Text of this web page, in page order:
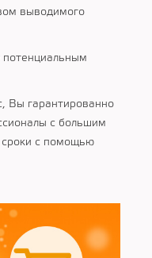
выводимого
Вы гарантированно
с большим
сроки с помощью